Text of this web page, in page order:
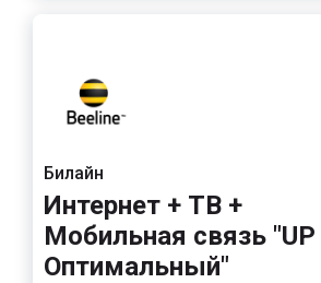
Билайн
Интернет + ТВ +
Мобильная связь "UP
Оптимальный"